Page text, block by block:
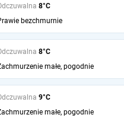
8°C
bezchmurnie
8°C
małe, pogodnie
9°C
małe, pogodnie